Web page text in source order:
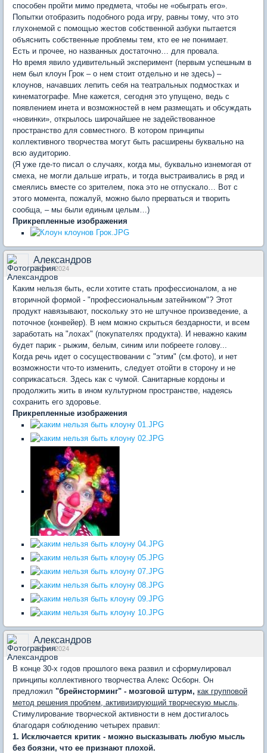
способен пройти мимо предмета, чтобы не «обыграть его».
Попытки отобразить подобного рода игру, равны тому, что это
глухонемой с помощью жестов собственной азбуки пытается
объяснить собственные проблемы тем, кто ее не понимает.
Есть и прочее, но названных достаточно… для провала.
Но время явило удивительный эксперимент (первым успешным в
нем был клоун Грок – о нем стоит отдельно и не здесь) –
клоунов, начавших лепить себя на театральных подмостках и
кинематографе. Мне кажется, сегодня это упущено, ведь с
появлением инета и возможностей в нем размещать и обсуждать
«новинки», открылось широчайшее не задействованное
пространство для совместного. В котором принципы
коллективного творчества могут быть расширены буквально на
всю аудиторию.
(Я уже где-то писал о случаях, когда мы, буквально изнемогая от
смеха, не могли дальше играть, и тогда выстраивались в ряд и
смеялись вместе со зрителем, пока это не отпускало… Вот с
этого момента, пожалуй, можно было прерваться и творить
сообща, – мы были единым целым…)
Прикрепленные изображения
Александров
05 сен 2024
Каким нельзя быть, если хотите стать профессионалом, а не
вторичной формой - "профессиональным затейником"? Этот
продукт навязывают, поскольку это не штучное произведение, а
поточное (конвейер). В нем можно скрыться бездарности, и всем
заработать на "лохах" (покупателях продукта). И неважно каким
будет парик - рыжим, белым, синим или побреете голову...
Когда речь идет о сосуществовании с "этим" (см.фото), и нет
возможности что-то изменить, следует отойти в сторону и не
соприкасаться. Здесь как с чумой. Санитарные кордоны и
продолжить жить в ином культурном пространстве, надеясь
сохранить его здоровье.
Прикрепленные изображения
Александров
05 сен 2024
В конце 30-х годов прошлого века развил и сформулировал
принципы коллективного творчества Алекс Осборн. Он
предложил "брейнсторминг" - мозговой штурм, как групповой
метод решения проблем, активизирующий творческую мысль.
Стимулирование творческой активности в нем достигалось
благодаря соблюдению четырех правил:
1. Исключается критик - можно высказывать любую мысль
без боязни, что ее признают плохой.